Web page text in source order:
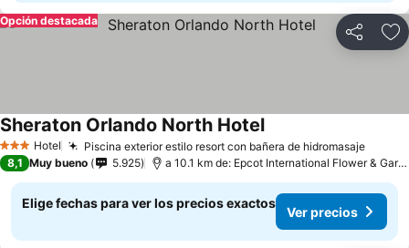
Compartir
Opción destacada
3 Estrellas
Hotel Piscina exterior estilo resort con bañera de hidromasaje
Sheraton Orlando North Hotel
8,1 Muy bueno 5.925 a 10.1 km de: Epcot International Flower & Garden Festival
Elige fechas para ver los precios exactos
Ver precios